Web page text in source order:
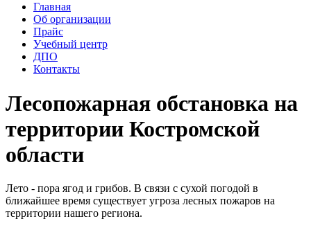
Главная
Об организации
Прайс
Учебный центр
ДПО
Контакты
Лесопожарная обстановка на
территории Костромской
области
Лето - пора ягод и грибов. В связи с сухой погодой в
ближайшее время существует угроза лесных пожаров на
территории нашего региона.